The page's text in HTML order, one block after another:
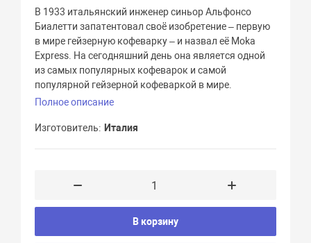
В 1933 итальянский инженер синьор Альфонсо
Биалетти запатентовал своё изобретение – первую
в мире гейзерную кофеварку – и назвал её Moka
Express. На сегодняшний день она является одной
из самых популярных кофеварок и самой
популярной гейзерной кофеваркой в мире.
Полное описание
Изготовитель Италия
В корзину